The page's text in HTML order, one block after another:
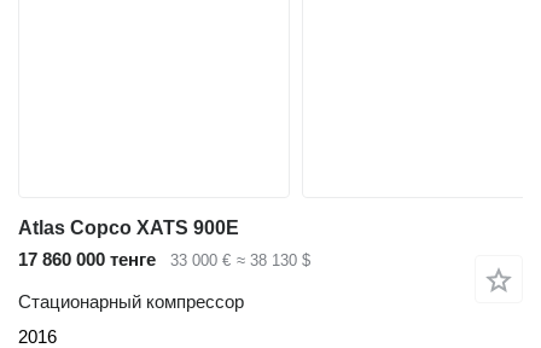
Atlas Copco XATS 900E
17 860 000 тенге
33 000 € ≈ 38 130 $
Стационарный компрессор
2016